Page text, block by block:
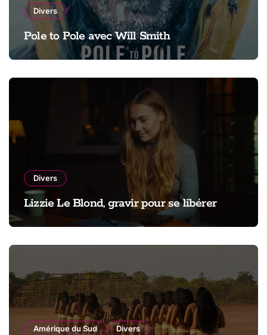
Divers
Pole to Pole avec Will Smith
Divers
Lizzie Le Blond, gravir pour se libérer
Amérique du Sud Divers